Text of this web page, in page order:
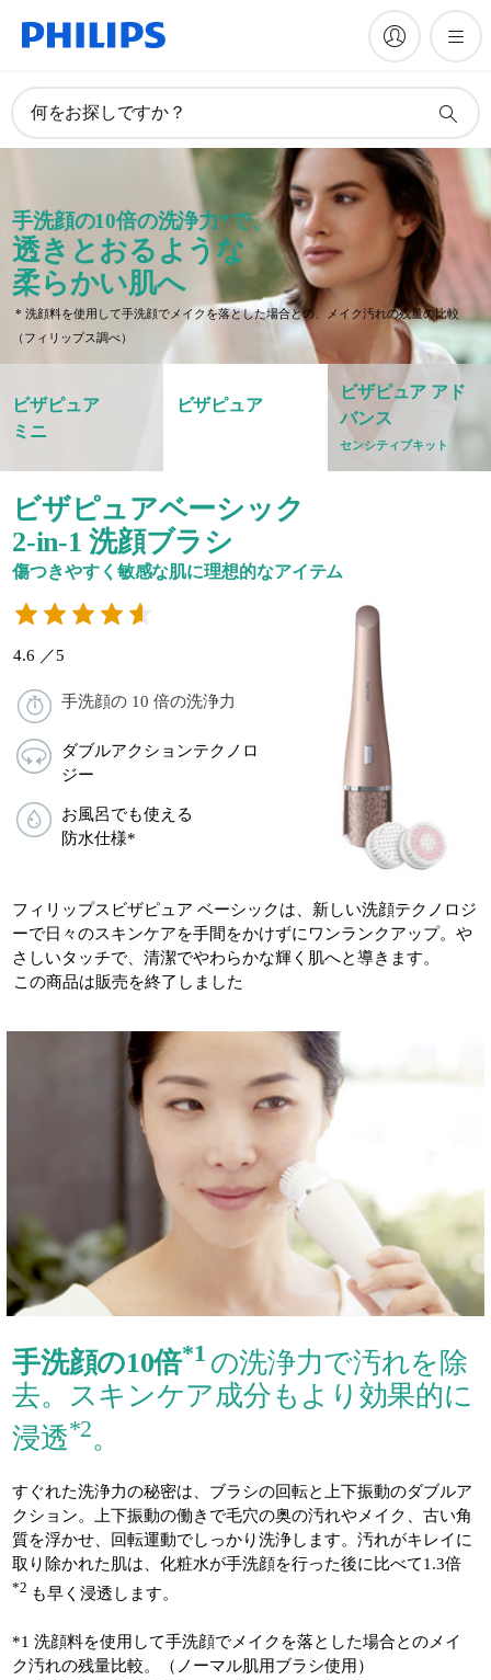
何をお探しですか？
手洗顔の10倍の洗浄力*で、
透きとおるような
柔らかい肌へ
* 洗顔料を使用して手洗顔でメイクを落とした場合との、メイク汚れの残量の比較
（フィリップス調べ）
ビザピュア
ミニ
ビザピュア
ビザピュア アド
バンス
センシティブキット
ビザピュアベーシック
2-in-1 洗顔ブラシ
傷つきやすく敏感な肌に理想的なアイテム
4.6 ／5
手洗顔の 10 倍の洗浄力
ダブルアクションテクノロ
ジー
お風呂でも使える
防水仕様*
フィリップスビザピュア ベーシックは、新しい洗顔テクノロジ
ーで日々のスキンケアを手間をかけずにワンランクアップ。や
さしいタッチで、清潔でやわらかな輝く肌へと導きます。
この商品は販売を終了しました
手洗顔の10倍*1 の洗浄力で汚れを除
去。スキンケア成分もより効果的に
浸透*2。
すぐれた洗浄力の秘密は、ブラシの回転と上下振動のダブルア
クション。上下振動の働きで毛穴の奥の汚れやメイク、古い角
質を浮かせ、回転運動でしっかり洗浄します。汚れがキレイに
取り除かれた肌は、化粧水が手洗顔を行った後に比べて1.3倍
*2 も早く浸透します。
*1 洗顔料を使用して手洗顔でメイクを落とした場合とのメイ
ク汚れの残量比較。（ノーマル肌用ブラシ使用）